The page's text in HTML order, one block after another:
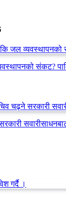
संकट?